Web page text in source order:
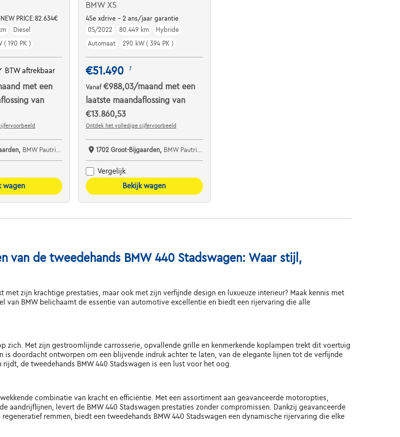
PRICE:82.634€
Diesel
( 190 PK )
BTW aftrekbaar
met een
van
BMW Pautric Groot Bijgaarden
wagen
BMW X5
45e xdrive - 2 ans/jaar garantie
05/2022
80.449 km
Hybride
Automaat
290 kW ( 394 PK )
€51.490 1
Vanaf €988,03/maand met een
laatste maandaflossing van
€13.860,53
Ontdek het volledige cijfervoorbeeld
1702 Groot-Bijgaarden, BMW Pautric Groot Bijgaarden
Vergelijk
Bekijk wagen
van de tweedehands BMW 440 Stadswagen: Waar stijl,
zijn krachtige prestaties, maar ook met zijn verfijnde design en luxueuze interieur? Maak kennis met
van BMW belichaamt de essentie van automotive excellentie en biedt een rijervaring die alle
zich. Met zijn gestroomlijnde carrosserie, opvallende grille en kenmerkende koplampen trekt dit voertuig
doordacht ontworpen om een blijvende indruk achter te laten, van de elegante lijnen tot de verfijnde
de tweedehands BMW 440 Stadswagen is een lust voor het oog.
combinatie van kracht en efficiëntie. Met een assortiment aan geavanceerde motoropties,
aandrijflijnen, levert de BMW 440 Stadswagen prestaties zonder compromissen. Dankzij geavanceerde
remmen, biedt een tweedehands BMW 440 Stadswagen een dynamische rijervaring die elke